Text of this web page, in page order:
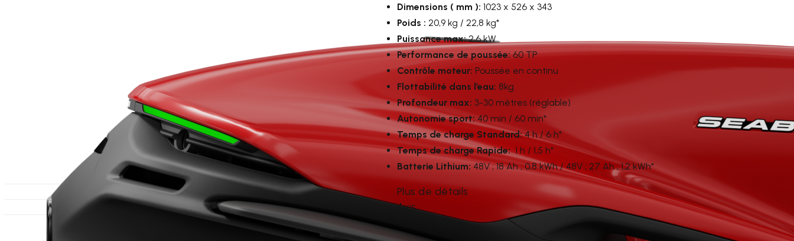
Dimensions ( mm ): 1023 x 526 x 343
Poids : 20,9 kg / 22,8 kg*
Puissance max:2,6 kW
Performance de poussée:60 TP
Contrôle moteur: Poussée en continu
Flottabilité dans l’eau: 8kg
Profondeur max: 3-30 mètres (réglable)
Autonomie sport: 40 min / 60 min*
Temps de charge Standard:4 h / 6 h*
Temps de charge Rapide:1 h / 1,5 h*
Batterie Lithium: 48V ; 18 Ah ; 0,8 kWh / 48V ; 27 Ah ; 1,2 kWh*
Plus de détails
Avis